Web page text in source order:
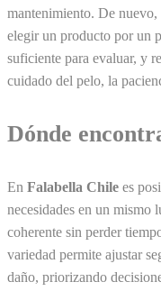
mantenimiento. De
elegir un producto por un
suficiente para evaluar, y
cuidado del pelo, la
Dónde
En Falabella Chile es
necesidades en un mismo
coherente sin perder
variedad permite ajustar
daño, priorizando